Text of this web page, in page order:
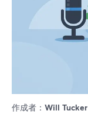
作成者： Will Tucker